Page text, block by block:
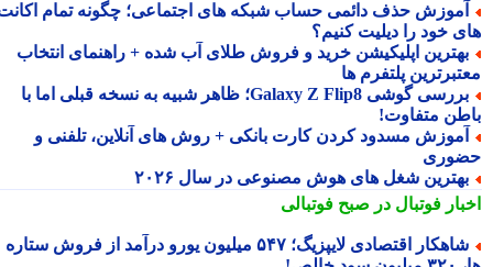
حذف دائمی حساب شبکه های اجتماعی؛ چگونه تمام اکانت
خود را دیلیت کنیم؟
اپلیکیشن خرید و فروش طلای آب شده + راهنمای انتخاب
پلتفرم ها
بررسی گوشی Galaxy Z Flip8؛ ظاهر شبیه به نسخه قبلی اما با
متفاوت!
مسدود کردن کارت بانکی + روش های آنلاین، تلفنی و
شغل های هوش مصنوعی در سال ۲۰۲۶
فوتبال در صبح فوتبالی
شاهکار اقتصادی لایپزیگ؛ ۵۴۷ میلیون یورو درآمد از فروش ستاره